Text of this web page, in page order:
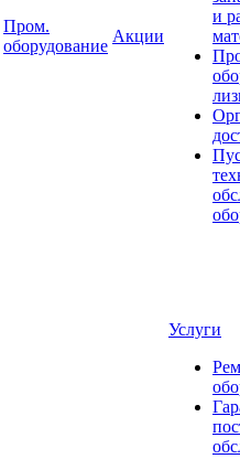
Пром.
оборудование
Акции
и
Услуги